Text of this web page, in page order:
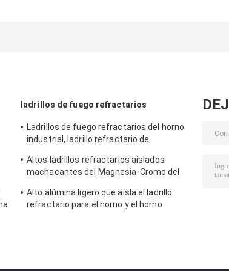
ladrillos de fuego refractarios
Ladrillos de fuego refractarios del horno
industrial, ladrillo refractario de
Altos ladrillos refractarios aislados
machacantes del Magnesia-Cromo del
Alto alúmina ligero que aísla el ladrillo
refractario para el horno y el horno